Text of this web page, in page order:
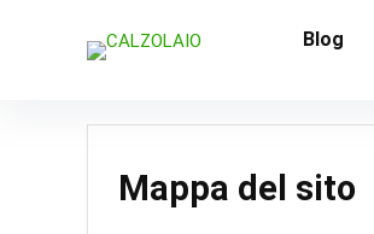
Blog
Mappa del sito